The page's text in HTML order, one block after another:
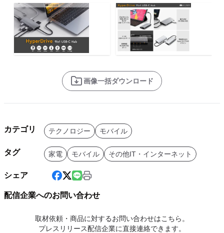
画像一括ダウンロード
カテゴリ テクノロジー モバイル
タグ 家電 モバイル その他IT・インターネット
シェア
配信企業へのお問い合わせ
取材依頼・商品に対するお問い合わせはこちら。
プレスリリース配信企業に直接連絡できます。